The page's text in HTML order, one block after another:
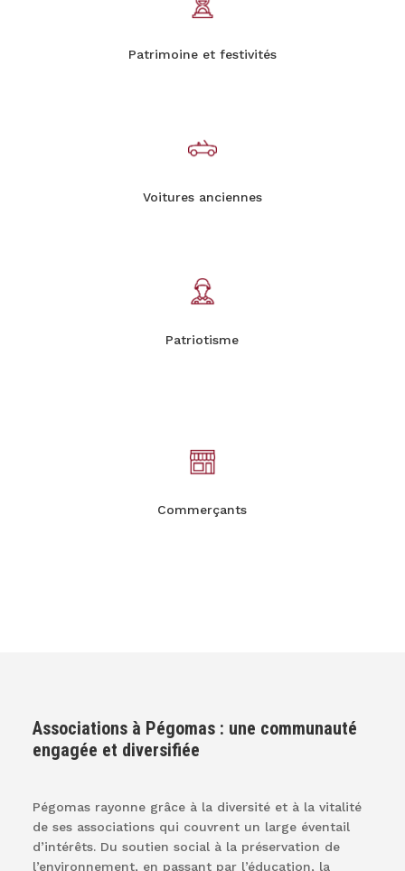
Patrimoine et festivités
Voitures anciennes
Patriotisme
Commerçants
Associations à Pégomas : une communauté
engagée et diversifiée
Pégomas rayonne grâce à la diversité et à la vitalité
de ses associations qui couvrent un large éventail
d’intérêts. Du soutien social à la préservation de
l’environnement, en passant par l’éducation, la